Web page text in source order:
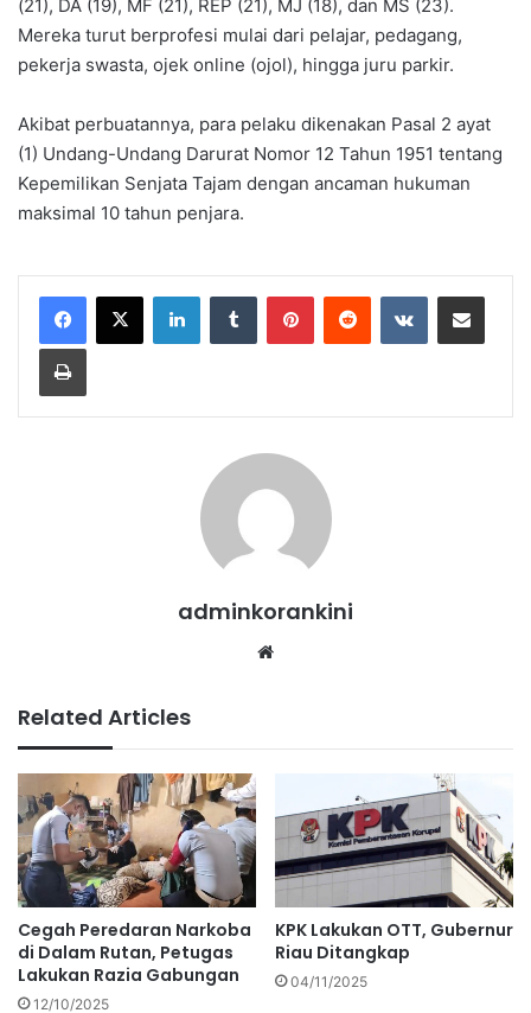
(21), DA (19), MF (21), REP (21), MJ (18), dan MS (23).
Mereka turut berprofesi mulai dari pelajar, pedagang,
pekerja swasta, ojek online (ojol), hingga juru parkir.
Akibat perbuatannya, para pelaku dikenakan Pasal 2 ayat
(1) Undang-Undang Darurat Nomor 12 Tahun 1951 tentang
Kepemilikan Senjata Tajam dengan ancaman hukuman
maksimal 10 tahun penjara.
LinkedInTumblr PinterestReddit VKontakteShare via Email
Print
adminkorankini
Related Articles
Cegah Peredaran Narkoba
di Dalam Rutan, Petugas
Lakukan Razia Gabungan
12/10/2025
KPK Lakukan OTT, Gubernur
Riau Ditangkap
04/11/2025